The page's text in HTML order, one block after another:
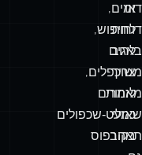
דומים,
דוחות
באגים
משוכפלים,
מאמרים
שאולי
תאהב
או
לחיפוש,
לרוב
צריך
לזהות
כמעט‑שכפולים
בקורפוס